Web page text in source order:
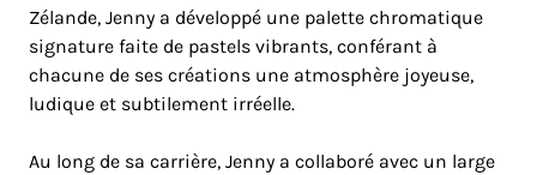
Zélande, Jenny a développé une palette chromatique
signature faite de pastels vibrants, conférant à
chacune de ses créations une atmosphère joyeuse,
ludique et subtilement irréelle.
Au long de sa carrière, Jenny a collaboré avec un large